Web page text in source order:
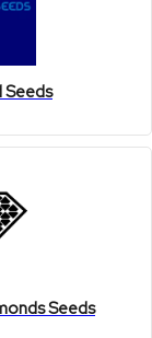
Seeds
Seeds